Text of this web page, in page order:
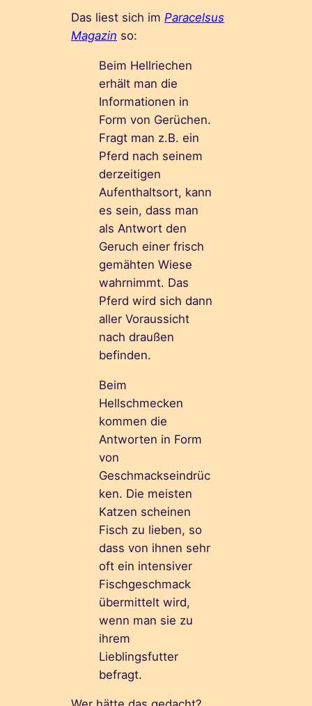
Das liest sich imParacelsus
Magazin so:
Beim Hellriechen
erhält man die
Informationen in
Form von Gerüchen.
Fragt man z.B. ein
Pferd nach seinem
derzeitigen
Aufenthaltsort, kann
es sein, dass man
als Antwort den
Geruch einer frisch
gemähten Wiese
wahrnimmt. Das
Pferd wird sich dann
aller Voraussicht
nach draußen
befinden.
Beim
Hellschmecken
kommen die
Antworten in Form
von
Geschmackseindrüc
ken. Die meisten
Katzen scheinen
Fisch zu lieben, so
dass von ihnen sehr
oft ein intensiver
Fischgeschmack
übermittelt wird,
wenn man sie zu
ihrem
Lieblingsfutter
befragt.